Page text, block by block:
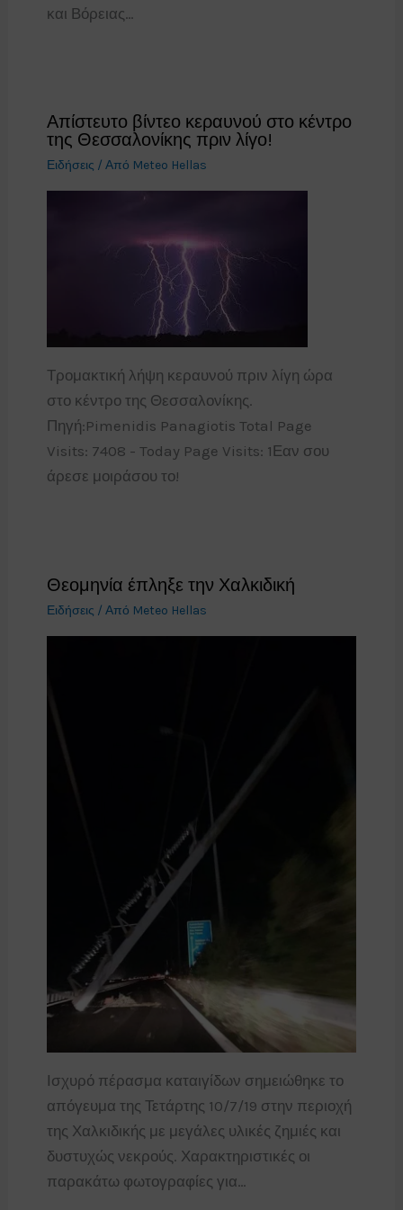
και Βόρειας…
Απίστευτο βίντεο κεραυνού στο κέντρο
της Θεσσαλονίκης πριν λίγο!
Ειδήσεις / Από Meteo Hellas
Τρομακτική λήψη κεραυνού πριν λίγη ώρα
στο κέντρο της Θεσσαλονίκης.
Πηγή:Pimenidis Panagiotis Total Page
Visits: 7408 - Today Page Visits: 1Εαν σου
άρεσε μοιράσου το!
Θεομηνία έπληξε την Χαλκιδική
Ειδήσεις / Από Meteo Hellas
Ισχυρό πέρασμα καταιγίδων σημειώθηκε το
απόγευμα της Τετάρτης 10/7/19 στην περιοχή
της Χαλκιδικής με μεγάλες υλικές ζημιές και
δυστυχώς νεκρούς. Χαρακτηριστικές οι
παρακάτω φωτογραφίες για…